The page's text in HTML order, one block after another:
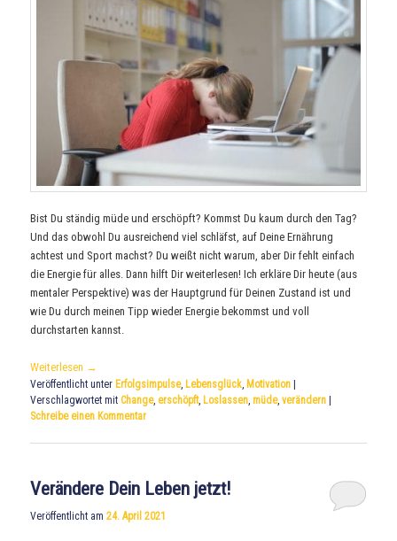
Bist Du ständig müde und erschöpft? Kommst Du kaum durch den Tag?
Und das obwohl Du ausreichend viel schläfst, auf Deine Ernährung
achtest und Sport machst? Du weißt nicht warum, aber Dir fehlt einfach
die Energie für alles. Dann hilft Dir weiterlesen! Ich erkläre Dir heute (aus
mentaler Perspektive) was der Hauptgrund für Deinen Zustand ist und
wie Du durch meinen Tipp wieder Energie bekommst und voll
durchstarten kannst.
Weiterlesen →
Veröffentlicht unter Erfolgsimpulse, Lebensglück Motivation |
Verschlagwortet mit Change, erschöpft, Loslassen ,müde,verändern |
Schreibe einen Kommentar
Verändere Dein Leben jetzt!
Veröffentlicht am24. April 2021